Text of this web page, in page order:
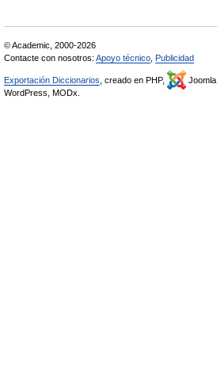
© Academic, 2000-2026
Contacte con nosotros: Apoyo técnico Publicidad
Exportación Diccionarios , creado en PHP, Joomla,
WordPress, MODx.